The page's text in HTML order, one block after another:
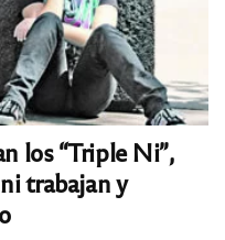
los “Triple Ni”,
trabajan y